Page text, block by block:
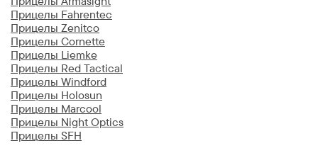
Прицелы Fahrentec
Прицелы Zenitco
Прицелы Cornette
Прицелы Liemke
Прицелы Red Tactical
Прицелы Windford
Прицелы Holosun
Прицелы Marcool
Прицелы Night Optics
Прицелы SFH